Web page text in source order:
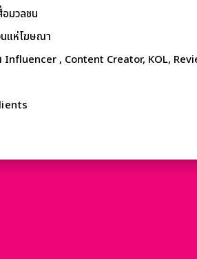
มวลชน
แห่โฆษณา
Influencer , Content Creator, KOL,